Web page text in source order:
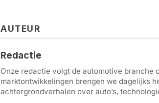
AUTEUR
Redactie
Onze redactie volgt de automotive branche
marktontwikkelingen brengen we dagelijks
achtergrondverhalen over auto’s,